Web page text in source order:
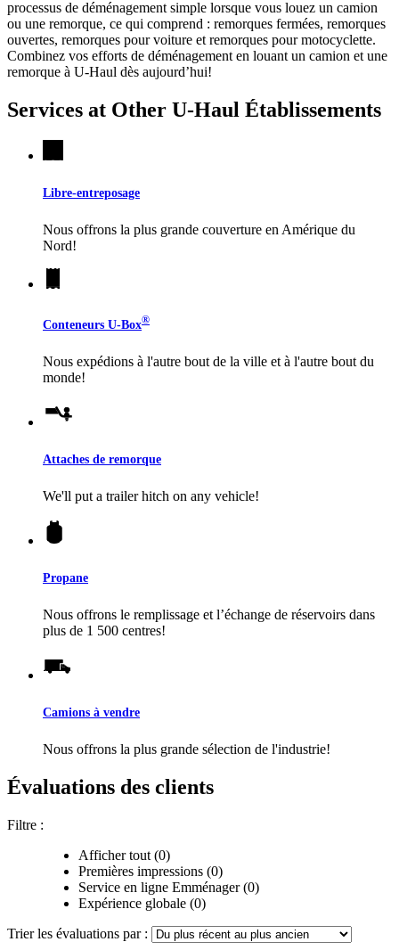
processus de déménagement simple lorsque vous louez un camion
ou une remorque, ce qui comprend : remorques fermées, remorques
ouvertes, remorques pour voiture et remorques pour motocyclette.
Combinez vos efforts de déménagement en louant un camion et une
remorque à U-Haul dès aujourd’hui!
Services at Other U-Haul Établissements
Libre-entreposage
Nous offrons la plus grande couverture en Amérique du
Nord!
Conteneurs U-Box®
Nous expédions à l'autre bout de la ville et à l'autre bout du
monde!
Attaches de remorque
We'll put a trailer hitch on any vehicle!
Propane
Nous offrons le remplissage et l’échange de réservoirs dans
plus de 1 500 centres!
Camions à vendre
Nous offrons la plus grande sélection de l'industrie!
Évaluations des clients
Filtre :
Afficher tout (0)
Premières impressions (0)
Service en ligne Emménager (0)
Expérience globale (0)
Trier les évaluations par :